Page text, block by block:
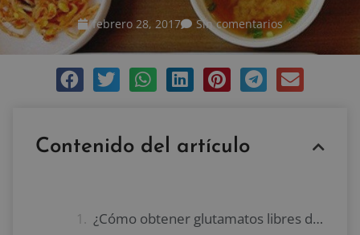
febrero 28, 2017 Sin comentarios
Contenido del artículo
¿Cómo obtener glutamatos libres de forma natural?